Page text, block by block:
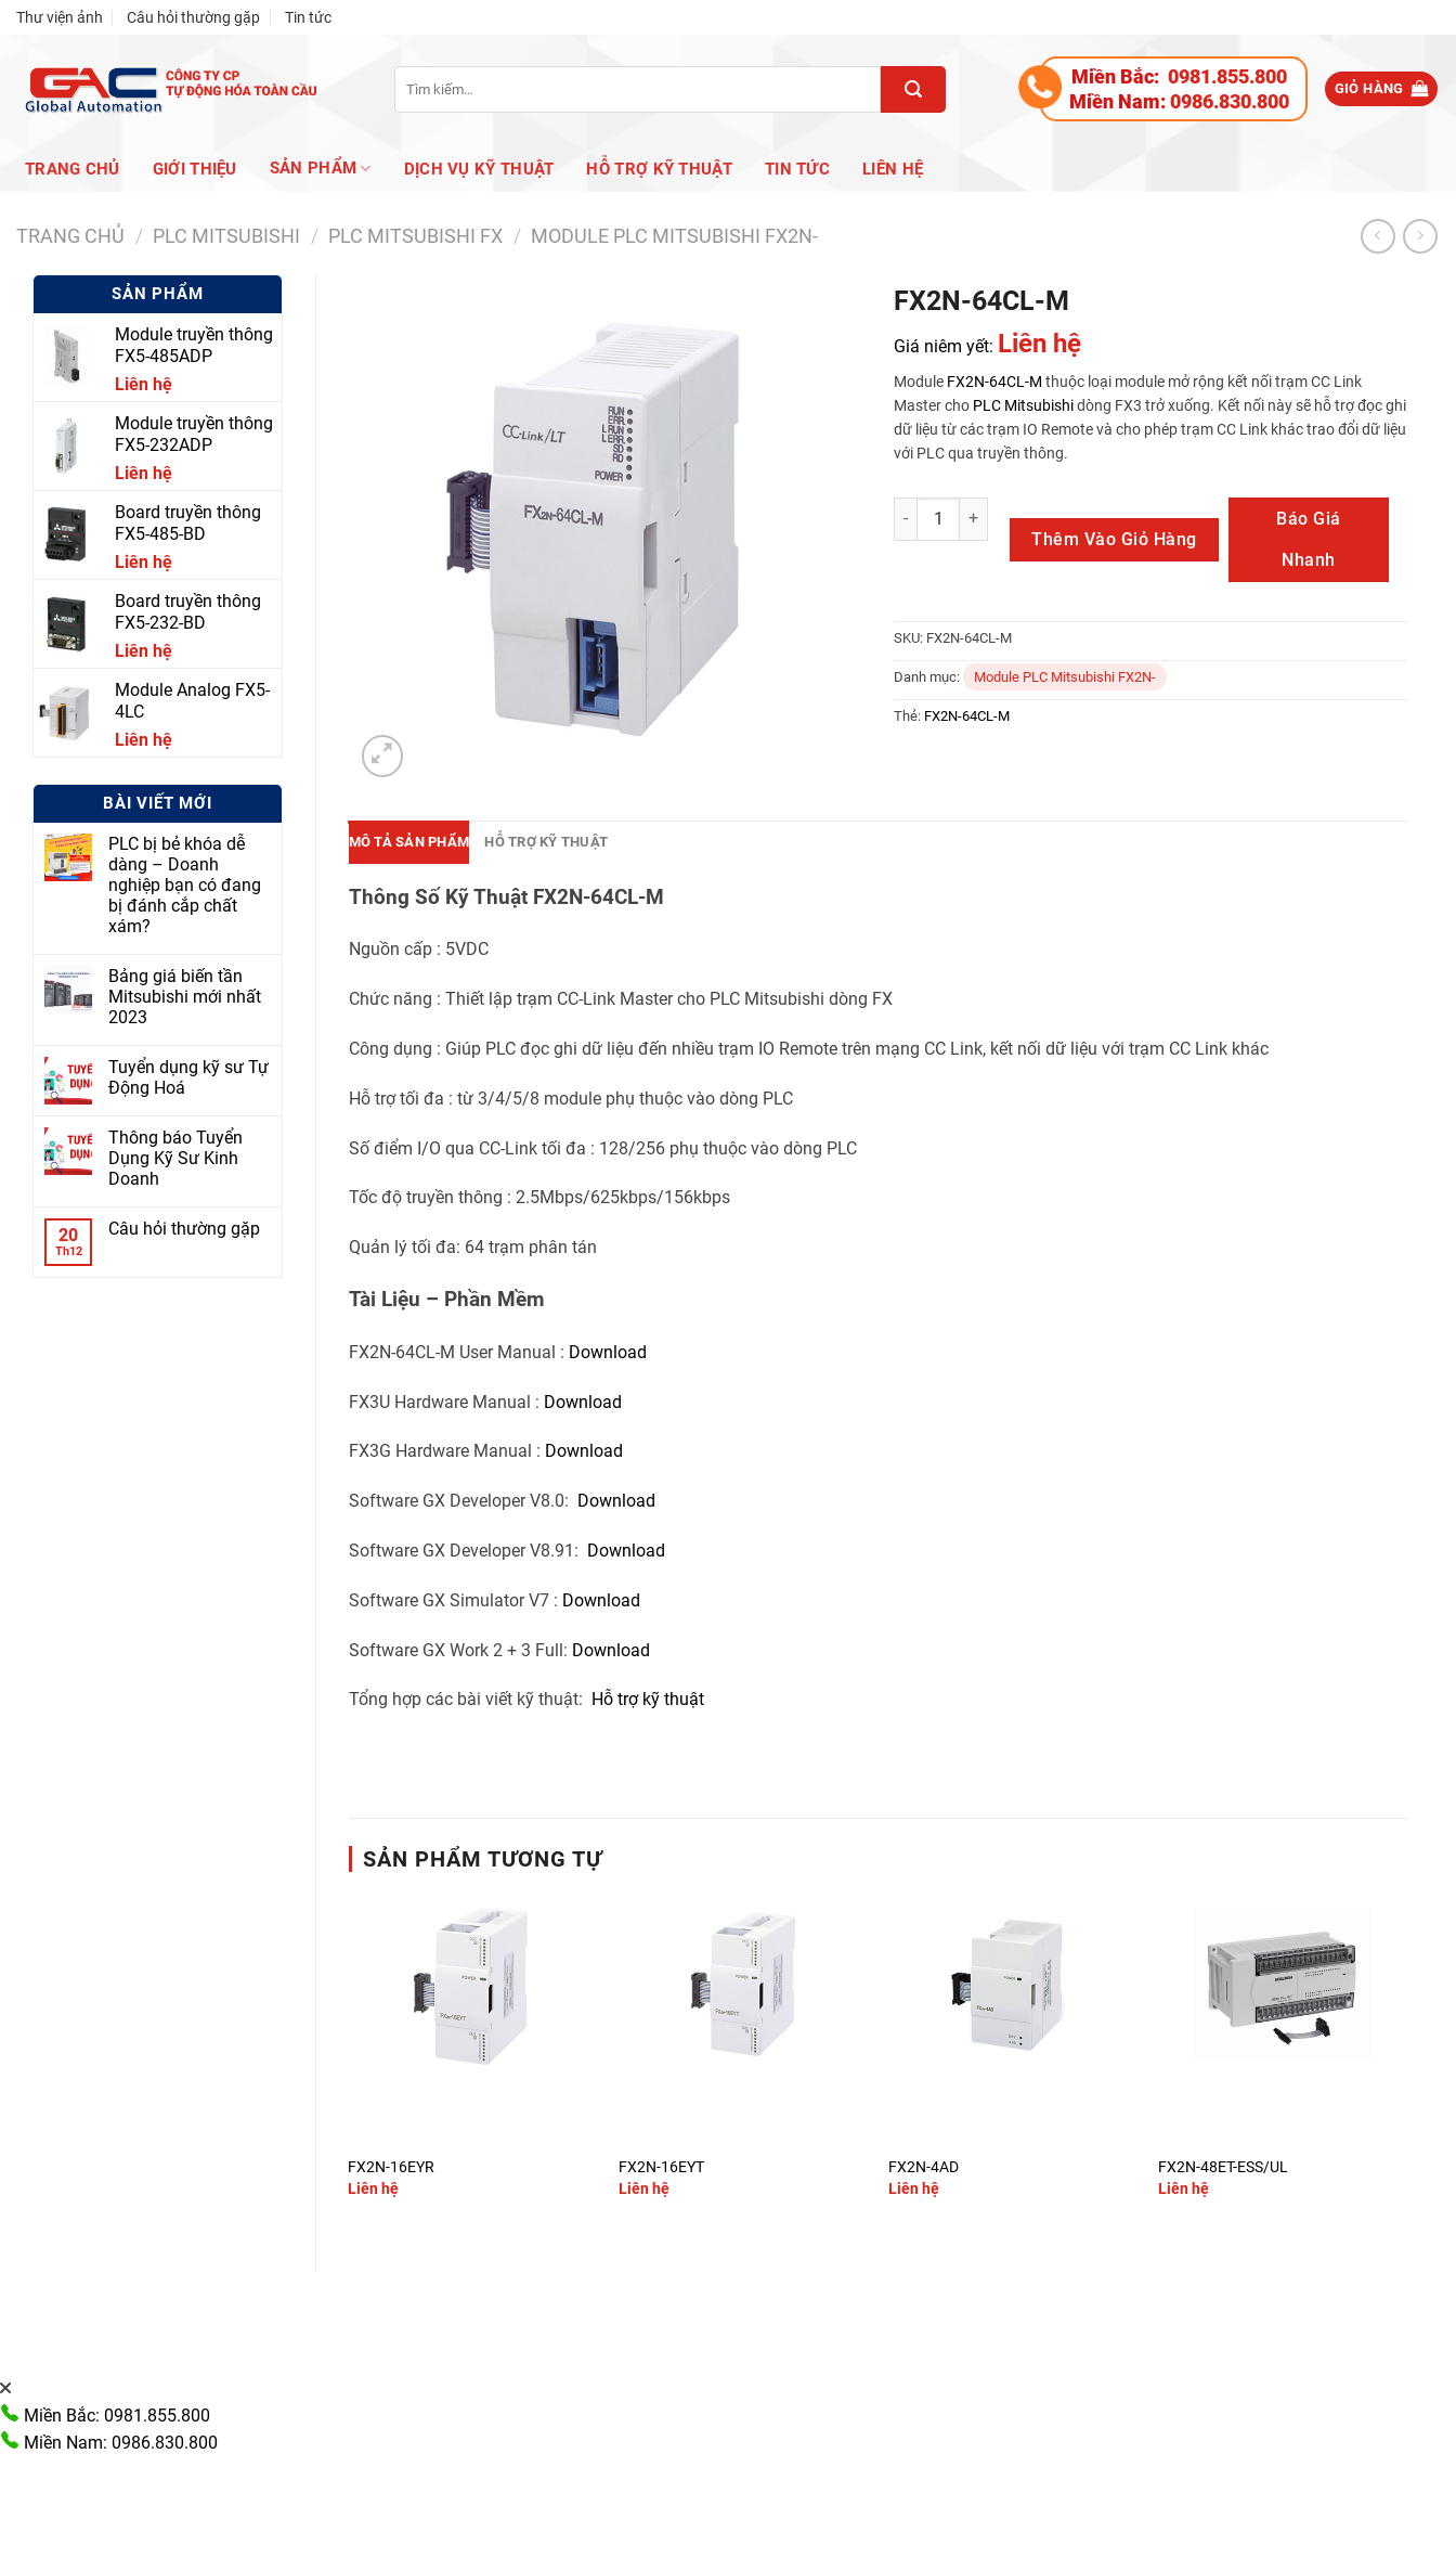
Skip
content
Thư viện ảnh Câu hỏi thường gặp Tin tức
Tìm
kiếm:
Miền Bắc: 0981.855.800
Miền Nam:0986.830.800
GIỎ HÀNG
TRANG CHỦ GIỚI THIỆU SẢN PHẨM DỊCH VỤ KỸ THUẬT HỖ TRỢ KỸ THUẬT TIN TỨC LIÊN HỆ
TRANG CHỦ / PLC MITSUBISHI / PLC MITSUBISHI FX / MODULE PLC MITSUBISHI FX2N-
SẢN PHẨM
Module truyền thông
FX5-485ADP
Liên hệ
Module truyền thông
FX5-232ADP
Liên hệ
Board truyền thông
FX5-485-BD
Liên hệ
Board truyền thông
FX5-232-BD
Liên hệ
Module Analog FX5-
4LC
Liên hệ
BÀI VIẾT MỚI
PLC bị bẻ khóa dễ
dàng – Doanh
nghiệp bạn có đang
bị đánh cắp chất
xám?
Bảng giá biến tần
Mitsubishi mới nhất
2023
Tuyển dụng kỹ sư Tự
Động Hoá
Thông báo Tuyển
Dụng Kỹ Sư Kinh
Doanh
20
Th12
Câu hỏi thường gặp
FX2N-64CL-M
Giá niêm yết: Liên hệ
Module FX2N-64CL-M thuộc loại module mở rộng kết nối trạm CC Link
Master cho PLC Mitsubishidòng FX3 trở xuống. Kết nối này sẽ hỗ trợ đọc ghi
dữ liệu từ các trạm IO Remote và cho phép trạm CC Link khác trao đổi dữ liệu
với PLC qua truyền thông.
FX2N-64CL-M số lượng
Thêm Vào Giỏ Hàng
Báo Giá
Nhanh
SKU: FX2N-64CL-M
Danh mục: Module PLC Mitsubishi FX2N-
Thẻ: FX2N-64CL-M
MÔ TẢ SẢN PHẨM HỖ TRỢ KỸ THUẬT
Thông Số Kỹ Thuật FX2N-64CL-M
Nguồn cấp : 5VDC
Chức năng : Thiết lập trạm CC-Link Master cho PLC Mitsubishi dòng FX
Công dụng : Giúp PLC đọc ghi dữ liệu đến nhiều trạm IO Remote trên mạng CC Link, kết nối dữ liệu với trạm CC Link khác
Hỗ trợ tối đa : từ 3/4/5/8 module phụ thuộc vào dòng PLC
Số điểm I/O qua CC-Link tối đa : 128/256 phụ thuộc vào dòng PLC
Tốc độ truyền thông : 2.5Mbps/625kbps/156kbps
Quản lý tối đa: 64 trạm phân tán
Tài Liệu – Phần Mềm
FX2N-64CL-M User Manual : Download
FX3U Hardware Manual : Download
FX3G Hardware Manual : Download
Software GX Developer V8.0: Download
Software GX Developer V8.91: Download
Software GX Simulator V7 : Download
Software GX Work 2 + 3 Full: Download
Tổng hợp các bài viết kỹ thuật: Hỗ trợ kỹ thuật
SẢN PHẨM TƯƠNG TỰ
FX2N-16EYR
Liên hệ
FX2N-16EYT
Liên hệ
FX2N-4AD
Liên hệ
FX2N-48ET-ESS/UL
Liên hệ
Miền Bắc: 0981.855.800
Miền Nam: 0986.830.800